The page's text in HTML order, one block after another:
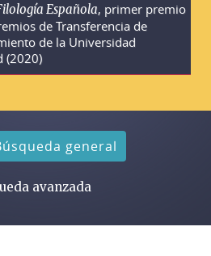
Española, primer premio
de Transferencia de
de la Universidad
(2020)
general
avanzada